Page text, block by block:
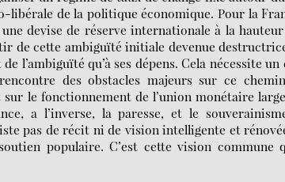
de la politique économique. Pour la
devise de réserve internationale à la
de cette ambiguïté initiale devenue
l’ambiguïté qu’à ses dépens. Cela nécessite
des obstacles majeurs sur ce
le fonctionnement de l’union monétaire
a l’inverse, la paresse, et le
pas de récit ni de vision intelligente et
populaire. C’est cette vision commune